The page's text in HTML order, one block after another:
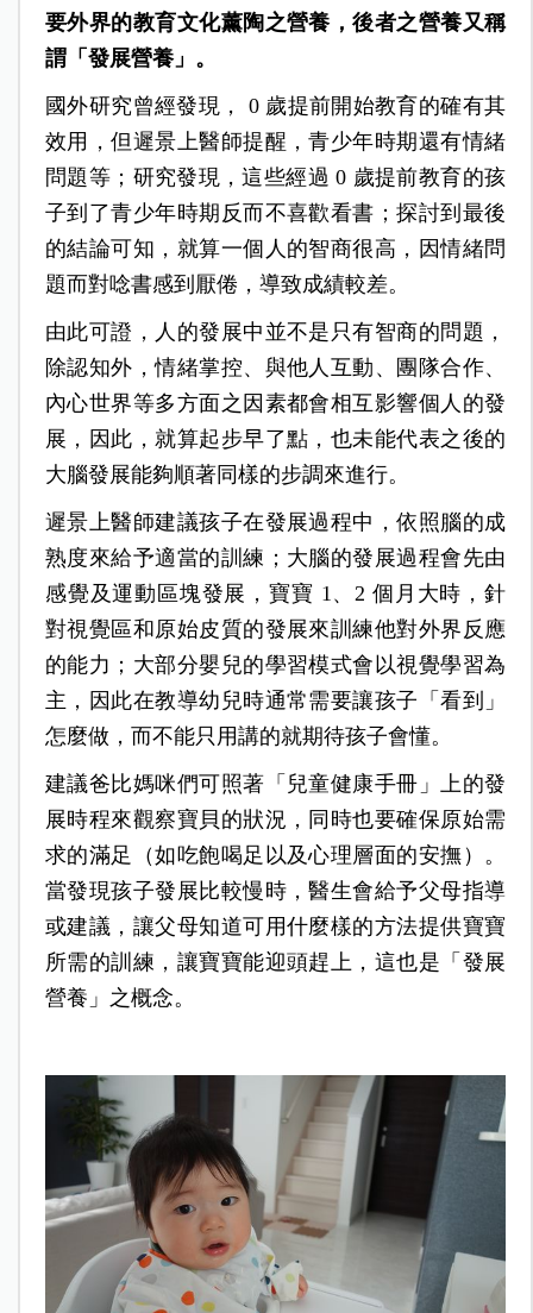
要外界的教育文化薰陶之營養，後者之營養又稱
謂「發展營養」。
國外研究曾經發現， 0 歲提前開始教育的確有其
效用，但遲景上醫師提醒，青少年時期還有情緒
問題等；研究發現，這些經過 0 歲提前教育的孩
子到了青少年時期反而不喜歡看書；探討到最後
的結論可知，就算一個人的智商很高，因情緒問
題而對唸書感到厭倦，導致成績較差。
由此可證，人的發展中並不是只有智商的問題，
除認知外，情緒掌控、與他人互動、團隊合作、
內心世界等多方面之因素都會相互影響個人的發
展，因此，就算起步早了點，也未能代表之後的
大腦發展能夠順著同樣的步調來進行。
遲景上醫師建議孩子在發展過程中，依照腦的成
熟度來給予適當的訓練；大腦的發展過程會先由
感覺及運動區塊發展，寶寶 1、2 個月大時，針
對視覺區和原始皮質的發展來訓練他對外界反應
的能力；大部分嬰兒的學習模式會以視覺學習為
主，因此在教導幼兒時通常需要讓孩子「看到」
怎麼做，而不能只用講的就期待孩子會懂。
建議爸比媽咪們可照著「兒童健康手冊」上的發
展時程來觀察寶貝的狀況，同時也要確保原始需
求的滿足（如吃飽喝足以及心理層面的安撫）。
當發現孩子發展比較慢時，醫生會給予父母指導
或建議，讓父母知道可用什麼樣的方法提供寶寶
所需的訓練，讓寶寶能迎頭趕上，這也是「發展
營養」之概念。